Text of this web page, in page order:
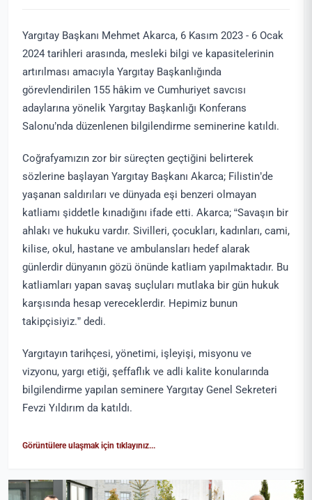
Yargıtay Başkanı Mehmet Akarca, 6 Kasım 2023 - 6 Ocak
2024 tarihleri arasında, mesleki bilgi ve kapasitelerinin
artırılması amacıyla Yargıtay Başkanlığında
görevlendirilen 155 hâkim ve Cumhuriyet savcısı
adaylarına yönelik Yargıtay Başkanlığı Konferans
Salonu’nda düzenlenen bilgilendirme seminerine katıldı.
Coğrafyamızın zor bir süreçten geçtiğini belirterek
sözlerine başlayan Yargıtay Başkanı Akarca; Filistin’de
yaşanan saldırıları ve dünyada eşi benzeri olmayan
katliamı şiddetle kınadığını ifade etti. Akarca; “Savaşın bir
ahlakı ve hukuku vardır. Sivilleri, çocukları, kadınları, cami,
kilise, okul, hastane ve ambulansları hedef alarak
günlerdir dünyanın gözü önünde katliam yapılmaktadır. Bu
katliamları yapan savaş suçluları mutlaka bir gün hukuk
karşısında hesap vereceklerdir. Hepimiz bunun
takipçisiyiz.” dedi.
Yargıtayın tarihçesi, yönetimi, işleyişi, misyonu ve
vizyonu, yargı etiği, şeffaflık ve adli kalite konularında
bilgilendirme yapılan seminere Yargıtay Genel Sekreteri
Fevzi Yıldırım da katıldı.
Görüntülere ulaşmak için tıklayınız...